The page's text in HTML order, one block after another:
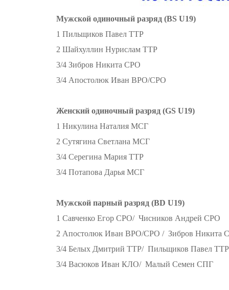
Мужской одиночный разряд (BS U19)
1 Пильщиков Павел ТТР
2 Шайхуллин Нурислам ТТР
3/4 Зибров Никита СРО
3/4 Апостолюк Иван ВРО/СРО
Женский одиночный разряд (GS U19)
1 Никулина Наталия МСГ
2 Сутягина Светлана МСГ
3/4 Серегина Мария ТТР
3/4 Потапова Дарья МСГ
Мужской парный разряд (BD U19)
1 Савченко Егор СРО/ Чисников Андрей СРО
2 Апостолюк Иван ВРО/СРО / Зибров Никита
3/4 Белых Дмитрий ТТР/ Пильщиков Павел ТТР
3/4 Васюков Иван КЛО/ Малый Семен СПГ